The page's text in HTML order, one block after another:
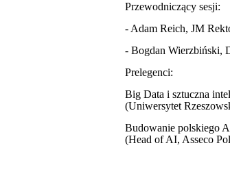
Przewodniczący sesji:
- Adam Reich, JM
- Bogdan Wierzbiński,
Prelegenci:
Big Data i sztuczna
(Uniwersytet
Budowanie polskiego
(Head of AI, Asseco